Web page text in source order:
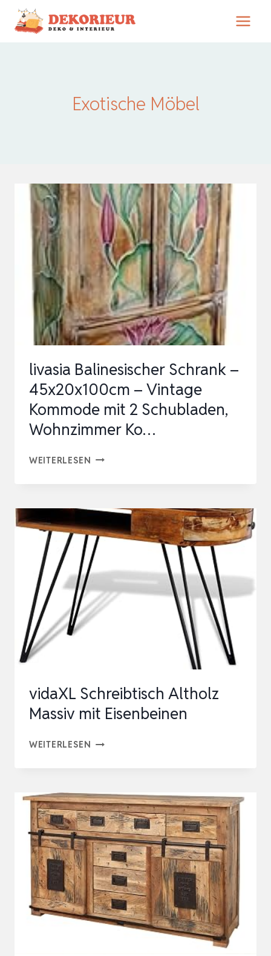
Zum
Inhalt
Exotische Möbel
livasia Balinesischer Schrank –
45x20x100cm – Vintage
Kommode mit 2 Schubladen,
Wohnzimmer Ko…
WEITERLESEN LIVASIA
–
45X20X100CM
–
VINTAGE
KOMMODE
MIT
2
vidaXL Schreibtisch Altholz
Massiv mit Eisenbeinen
WEITERLESEN VIDAXL
MASSIV
MIT
EISENBEINEN